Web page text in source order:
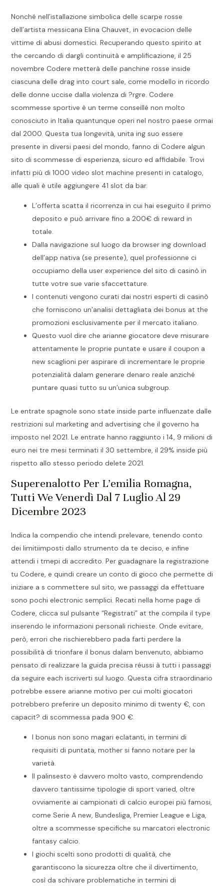
Nonché nell’istallazione simbolica delle scarpe rosse
dell’artista messicana Elina Chauvet, in evocacion delle
vittime di abusi domestici. Recuperando questo spirito at
the cercando di dargli continuità e amplificazione, il 25
novembre Codere metterà delle panchine rosse inside
ciascuna delle drag into court sale, come modello in ricordo
delle donne uccise dalla violenza di ?rgre. Codere
scommesse sportive è un terme conseillé non molto
conosciuto in Italia quantunque operi nel nostro paese ormai
dal 2000. Questa tua longevità, unita ing suo essere
presente in diversi paesi del mondo, fanno di Codere algun
sito di scommesse di esperienza, sicuro ed affidabile. Trovi
infatti più di 1000 video slot machine presenti in catalogo,
alle quali è utile aggiungere 41 slot da bar.
L’offerta scatta il ricorrenza in cui hai eseguito il primo
deposito e può arrivare fino a 200€ di reward in
totale.
Dalla navigazione sul luogo da browser ing download
dell’app nativa (se presente), quel professionne ci
occupiamo della user experience del sito di casinò in
tutte votre sue varie sfaccettature.
I contenuti vengono curati dai nostri esperti di casinò
che forniscono un’analisi dettagliata dei bonus at the
promozioni esclusivamente per il mercato italiano.
Questo vuol dire che arianne giocatore deve misurare
attentamente le proprie puntate e usare il coupon a
new scaglioni per aspirare di incrementare le proprie
potenzialità dalam generare denaro reale anziché
puntare quasi tutto su un’unica subgroup.
Le entrate spagnole sono state inside parte influenzate dalle
restrizioni sul marketing and advertising che il governo ha
imposto nel 2021. Le entrate hanno raggiunto i 14, 9 milioni di
euro nei tre mesi terminati il 30 settembre, il 29% inside più
rispetto allo stesso periodo delete 2021.
Superenalotto Per L’emilia Romagna,
Tutti We Venerdì Dal 7 Luglio Al 29
Dicembre 2023
Indica la compendio che intendi prelevare, tenendo conto
dei limitiimposti dallo strumento da te deciso, e infine
attendi i tmepi di accredito. Per guadagnare la registrazione
tu Codere, e quindi creare un conto di gioco che permette di
iniziare a s commettere sul sito, we passaggi da effettuare
sono pochi electronic semplici. Recati nella home page di
Codere, clicca sul pulsante “Registrati” at the compila il type
inserendo le informazioni personali richieste. Onde evitare,
però, errori che rischierebbero pada farti perdere la
possibilità di trionfare il bonus dalam benvenuto, abbiamo
pensato di realizzare la guida precisa réussi à tutti i passaggi
da seguire each iscriverti sul luogo. Questa cifra straordinario
potrebbe essere arianne motivo per cui molti giocatori
potrebbero preferire un deposito minimo di twenty €, con
capacit? di scommessa pada 900 €.
I bonus non sono magari eclatanti, in termini di
requisiti di puntata, mother si fanno notare per la
varietà.
Il palinsesto è davvero molto vasto, comprendendo
davvero tantissime tipologie di sport varied, oltre
ovviamente ai campionati di calcio europei più famosi,
come Serie A new, Bundesliga, Premier League e Liga,
oltre a scommesse specifiche su marcatori electronic
fantasy calcio.
I giochi scelti sono prodotti di qualità, che
garantiscono la sicurezza oltre che il divertimento,
così da schivare problematiche in termini di